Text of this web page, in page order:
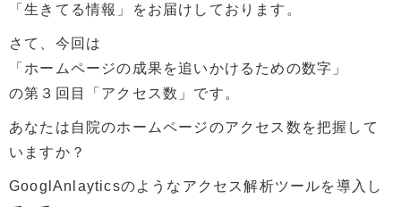
「生きてる情報」をお届けしております。
さて、今回は
「ホームページの成果を追いかけるための数字」
の第３回目「アクセス数」です。
あなたは自院のホームページのアクセス数を把握して
いますか？
GooglAnlayticsのようなアクセス解析ツールを導入し